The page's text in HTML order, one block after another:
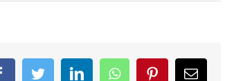
FacebookTwitterLinkedInWhatsAppPinterestEmail